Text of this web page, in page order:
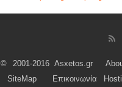
© 2001-2016 Asxetos.gr
SiteMap
Επικοινωνία